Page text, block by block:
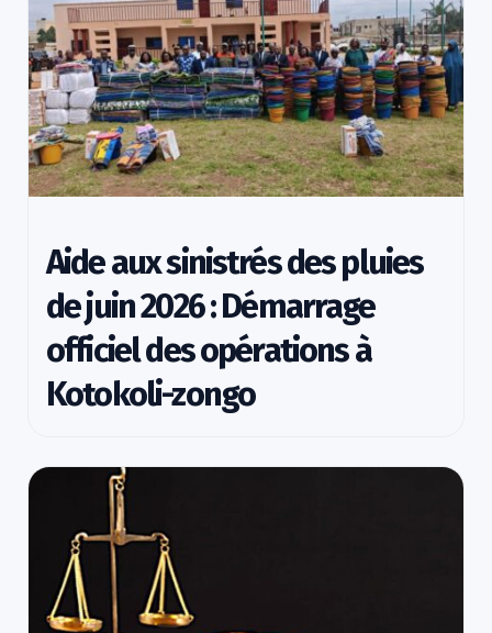
Aide aux sinistrés des pluies
de juin 2026 : Démarrage
officiel des opérations à
Kotokoli-zongo